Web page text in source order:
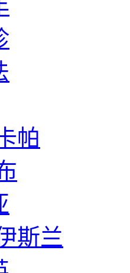
帕
斯兰